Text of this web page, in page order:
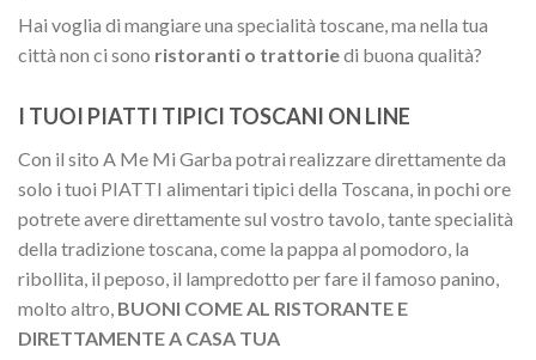
Hai voglia di mangiare una specialità toscane, ma nella tua
città non ci sono ristoranti o trattoriedi buona qualità?
I TUOI PIATTI TIPICI TOSCANI ON LINE
Con il sito A Me Mi Garba potrai realizzare direttamente da
solo i tuoi PIATTI alimentari tipici della Toscana, in pochi ore
potrete avere direttamente sul vostro tavolo, tante specialità
della tradizione toscana, come la pappa al pomodoro, la
ribollita, il peposo, il lampredotto per fare il famoso panino,
molto altro, BUONI COME AL RISTORANTE E
DIRETTAMENTE A CASA TUA